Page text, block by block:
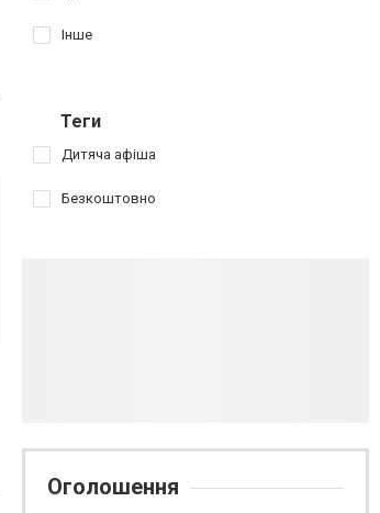
Інше
Теги
Дитяча афіша
Безкоштовно
Оголошення